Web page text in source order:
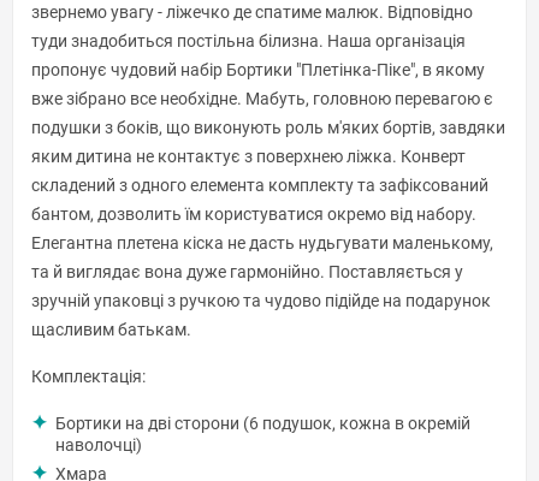
звернемо увагу - ліжечко де спатиме малюк. Відповідно
туди знадобиться постільна білизна. Наша організація
пропонує чудовий набір Бортики "Плетінка-Піке", в якому
вже зібрано все необхідне. Мабуть, головною перевагою є
подушки з боків, що виконують роль м'яких бортів, завдяки
яким дитина не контактує з поверхнею ліжка. Конверт
складений з одного елемента комплекту та зафіксований
бантом, дозволить їм користуватися окремо від набору.
Елегантна плетена кіска не дасть нудьгувати маленькому,
та й виглядає вона дуже гармонійно. Поставляється у
зручній упаковці з ручкою та чудово підійде на подарунок
щасливим батькам.
Комплектація:
Бортики на дві сторони (6 подушок, кожна в окремій
наволочці)
Хмара